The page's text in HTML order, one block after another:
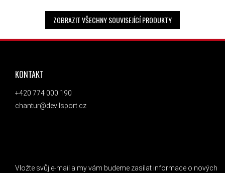
ZOBRAZIT VŠECHNY SOUVISEJÍCÍ PRODUKTY
ZÁPATÍ
KONTAKT
+420 774 000 190
chantur@devilsport.cz
Vložte svůj e-mail a my vám budeme zasílat informace o nových